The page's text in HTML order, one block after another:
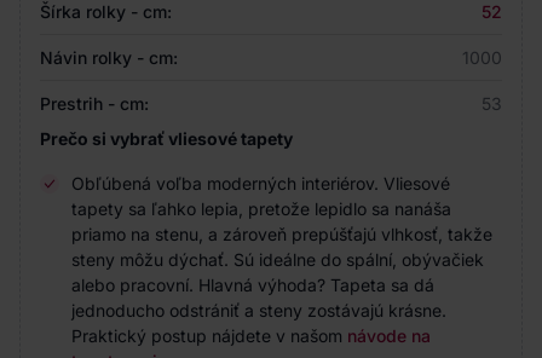
Šírka rolky - cm: 52
Návin rolky - cm: 1000
Prestrih - cm:
53
Prečo si vybrať vliesové tapety
Obľúbená voľba moderných interiérov. Vliesové
tapety sa ľahko lepia, pretože lepidlo sa nanáša
priamo na stenu, a zároveň prepúšťajú vlhkosť, takže
steny môžu dýchať. Sú ideálne do spální, obývačiek
alebo pracovní. Hlavná výhoda? Tapeta sa dá
jednoducho odstrániť a steny zostávajú krásne.
Praktický postup nájdete v našom návode na